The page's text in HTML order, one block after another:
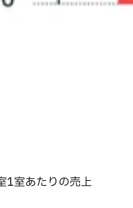
1室あたりの売上